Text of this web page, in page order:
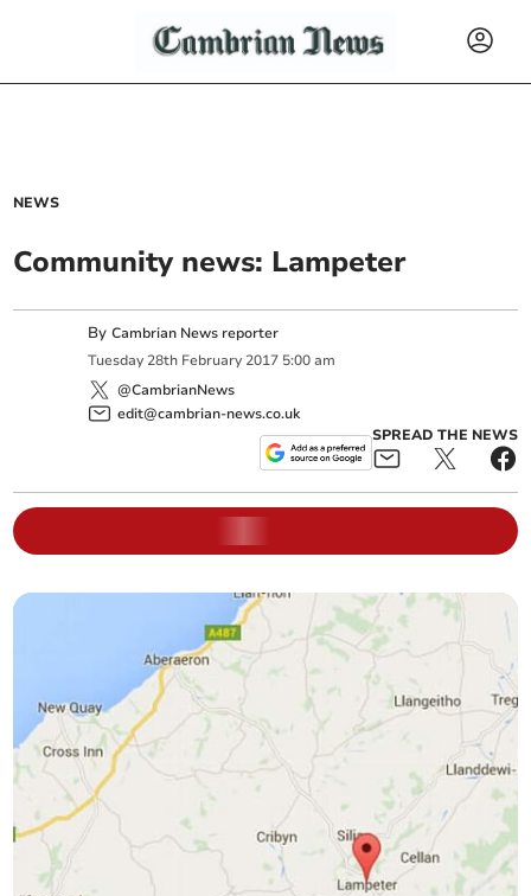
NEWS
Community news: Lampeter
ByCambrian News reporter
Tuesday 28th February 2017 5:00 am
@CambrianNews
edit@cambrian-news.co.uk
SPREAD THE NEWS